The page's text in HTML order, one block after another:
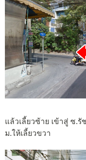
แล้วเลี้ยวซ้าย เข้าสู่ ซ.รั
ม.ให้เลี้ยวขวา